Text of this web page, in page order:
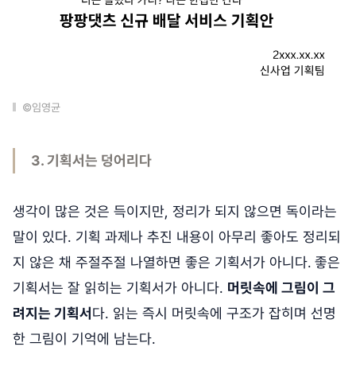
©임영균
3. 기획서는 덩어리다
생각이 많은 것은 득이지만, 정리가 되지 않으면 독이라는
말이 있다. 기획 과제나 추진 내용이 아무리 좋아도 정리되
지 않은 채 주절주절 나열하면 좋은 기획서가 아니다. 좋은
기획서는 잘 읽히는 기획서가 아니다. 머릿속에 그림이 그
려지는 기획서다. 읽는 즉시 머릿속에 구조가 잡히며 선명
한 그림이 기억에 남는다.